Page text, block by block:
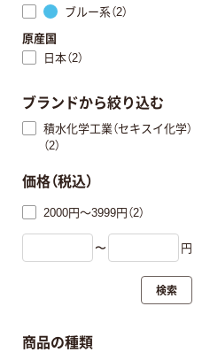
ブルー系（2）
原産国
日本（2）
ブランドから絞り込む
積水化学工業（セキスイ化学）
（2）
価格（税込）
2000円～3999円（2）
〜 円
検索
商品の種類